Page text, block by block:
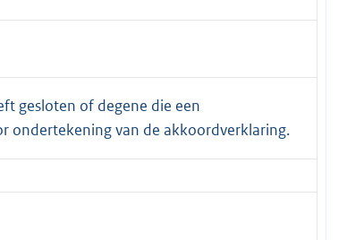
gesloten of degene die een
ondertekening van de akkoordverklaring.